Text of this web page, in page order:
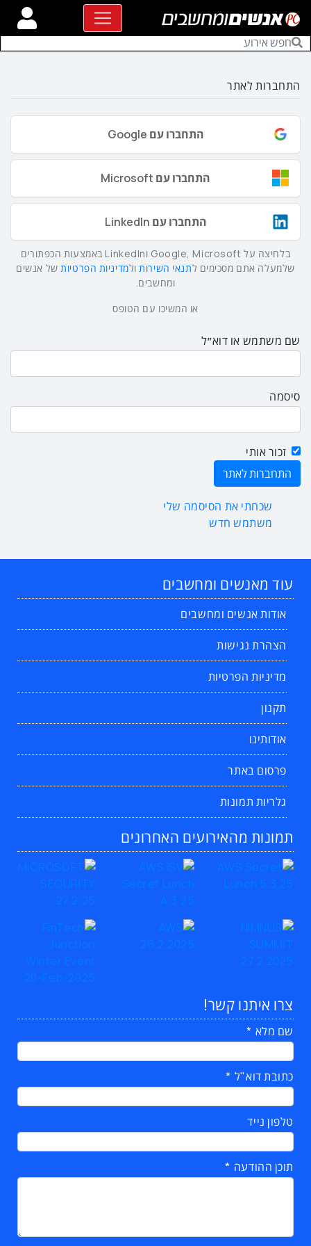
התחברות לאתר
התחברו עם Google
התחברו עם Microsoft
התחברו עם LinkedIn
בלחיצה על Google, Microsoft וLinkedIn באמצעות הכפתורים
שלמעלה אתם מסכימים לתנאי השירותולמדיניות הפרטיותשל אנשים
ומחשבים.
או המשיכו עם הטופס
שם משתמש או דוא״ל
סיסמה
זכור אותי
שכחתי את הסיסמה שלי
משתמש חדש
עוד מאנשים ומחשבים
אודות אנשים ומחשבים
הצהרת נגישות
מדיניות הפרטיות
תקנון
אודותינו
פרסום באתר
גלריות תמונות
תמונות מהאירועים האחרונים
צרו איתנו קשר!
שם מלא
כתובת דוא"ל
טלפון נייד
תוכן ההודעה